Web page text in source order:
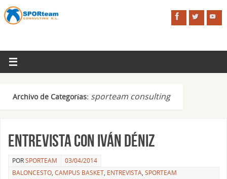
Archivo de Categorías: sporteam consulting
Entrevista con Iván Déniz
PORSPORTEAM
03/04/2014
BALONCESTO, CAMPUS BASKET, ENTREVISTA, SPORTEAM